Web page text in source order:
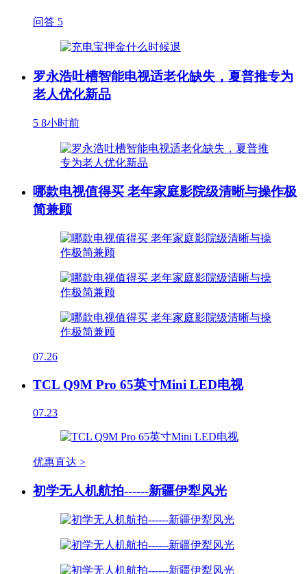
问答 5
罗永浩吐槽智能电视适老化缺失，夏普推专为
老人优化新品
5 8小时前
哪款电视值得买 老年家庭影院级清晰与操作极
简兼顾
07.26
TCL Q9M Pro 65英寸Mini LED电视
07.23
优惠直达 >
初学无人机航拍------新疆伊犁风光